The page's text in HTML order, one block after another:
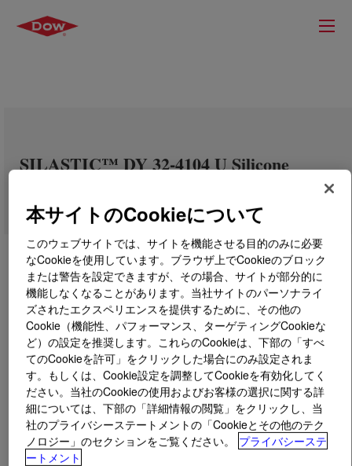
SILASTIC™ DY 32-4104 U Silicone
とはSILASTIC™ DY 32-4104 U Silicone Rubber?
硬さ40度、押出成形、汎用、HCR U-ストック
本サイトのCookieについて
このウェブサイトでは、サイトを機能させる目的のみに必要
なCookieを使用しています。ブラウザ上でCookieのブロック
または警告を設定できますが、その場合、サイトが部分的に
機能しなくなることがあります。当社サイトのパーソナライ
ズされたエクスペリエンスを提供するために、その他の
Cookie（機能性、パフォーマンス、ターゲティングCookieな
ど）の設定を推奨します。これらのCookieは、下部の「すべ
てのCookieを許可」をクリックした場合にのみ設定されま
す。もしくは、Cookie設定を調整してCookieを有効化してく
ださい。当社のCookieの使用およびお客様の選択に関する詳
細については、下部の「詳細情報の閲覧」をクリックし、当
社のプライバシーステートメントの「Cookieとその他のテク
ノロジー」のセクションをご覧ください。
プライバシーステ
ートメント